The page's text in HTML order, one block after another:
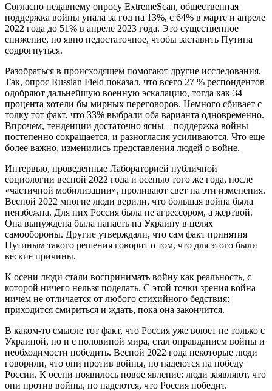
Согласно недавнему опросу ExtremeScan, общественная
поддержка войны упала за год на 13%, с 64% в марте и апреле
2022 года до 51% в апреле 2023 года. Это существенное
снижение, но явно недостаточное, чтобы заставить Путина
содрогнуться.
Разобраться в происходящем помогают другие исследования.
Так, опрос Russian Field показал, что всего 27 % респондентов
одобряют дальнейшую военную эскалацию, тогда как 34
процента хотели бы мирных переговоров. Немного сбивает с
толку тот факт, что 33% выбрали оба варианта одновременно.
Впрочем, тенденции достаточно ясны – поддержка войны
постепенно сокращается, и разногласия усиливаются. Что еще
более важно, изменились представления людей о войне.
Интервью, проведенные Лабораторией публичной
социологии весной 2022 года и осенью того же года, после
«частичной мобилизации», проливают свет на эти изменения.
Весной 2022 многие люди верили, что большая война была
неизбежна. Для них Россия была не агрессором, а жертвой.
Она вынуждена была напасть на Украину в целях
самообороны. Другие утверждали, что сам факт принятия
Путиным такого решения говорит о том, что для этого были
веские причины.
К осени люди стали воспринимать войну как реальность, с
которой ничего нельзя поделать. С этой точки зрения война
ничем не отличается от любого стихийного бедствия:
приходится смириться и ждать, пока она закончится.
В каком-то смысле тот факт, что Россия уже воюет не только с
Украиной, но и с половиной мира, стал оправданием войны и
необходимости победить. Весной 2022 года некоторые люди
говорили, что они против войны, но надеются на победу
России. К осени появилось новое явление: люди заявляют, что
они против войны, но надеются, что Россия победит.